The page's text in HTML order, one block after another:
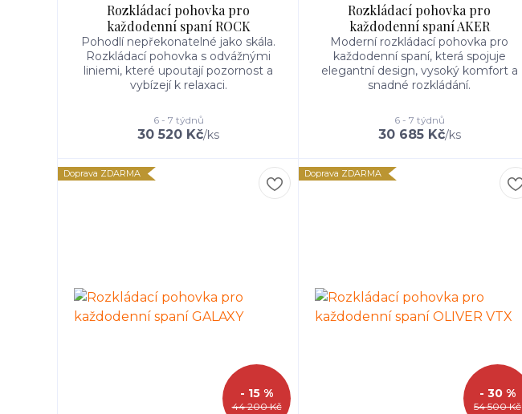
Rozkládací pohovka pro
každodenní spaní ROCK
Pohodlí nepřekonatelné jako skála.
Rozkládací pohovka s odvážnými
liniemi, které upoutají pozornost a
vybízejí k relaxaci.
30 520 Kč/ks
6 - 7 týdnů
Rozkládací pohovka pro
každodenní spaní AKER
Moderní rozkládací pohovka pro
každodenní spaní, která spojuje
elegantní design, vysoký komfort a
snadné rozkládání.
30 685 Kč/ks
6 - 7 týdnů
Doprava ZDARMA
44 200 Kč
- 15 %
Doprava ZDARMA
54 500 Kč
- 30 %